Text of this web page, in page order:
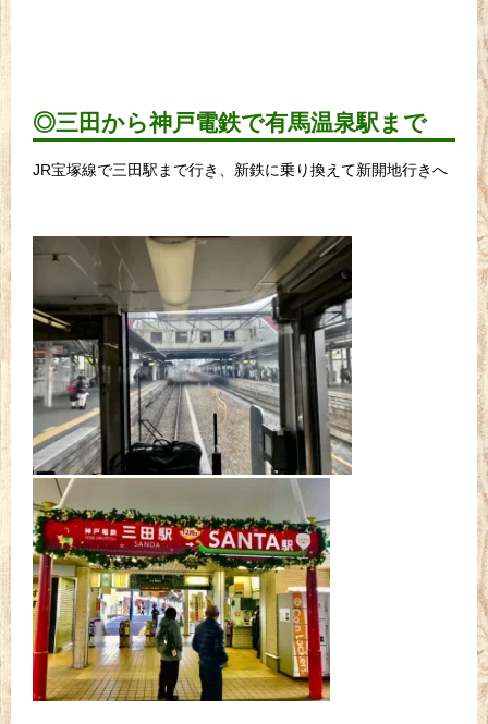
◎三田から神戸電鉄で有馬温泉駅まで
JR宝塚線で三田駅まで行き、新鉄に乗り換えて新開地行きへ